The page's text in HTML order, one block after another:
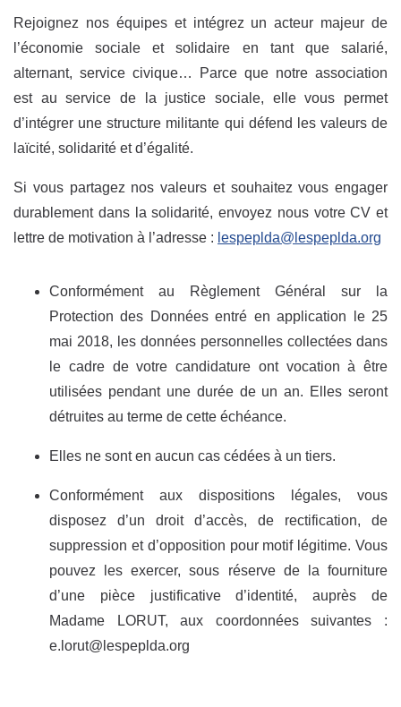
Rejoignez nos équipes et intégrez un acteur majeur de
l’économie sociale et solidaire en tant que salarié,
alternant, service civique… Parce que notre association
est au service de la justice sociale, elle vous permet
d’intégrer une structure militante qui défend les valeurs de
laïcité, solidarité et d’égalité.
Si vous partagez nos valeurs et souhaitez vous engager
durablement dans la solidarité, envoyez nous votre CV et
lettre de motivation à l’adresse : lespeplda@lespeplda.org
Conformément au Règlement Général sur la
Protection des Données entré en application le 25
mai 2018, les données personnelles collectées dans
le cadre de votre candidature ont vocation à être
utilisées pendant une durée de un an. Elles seront
détruites au terme de cette échéance.
Elles ne sont en aucun cas cédées à un tiers.
Conformément aux dispositions légales, vous
disposez d’un droit d’accès, de rectification, de
suppression et d’opposition pour motif légitime. Vous
pouvez les exercer, sous réserve de la fourniture
d’une pièce justificative d’identité, auprès de
Madame LORUT, aux coordonnées suivantes :
e.lorut@lespeplda.org